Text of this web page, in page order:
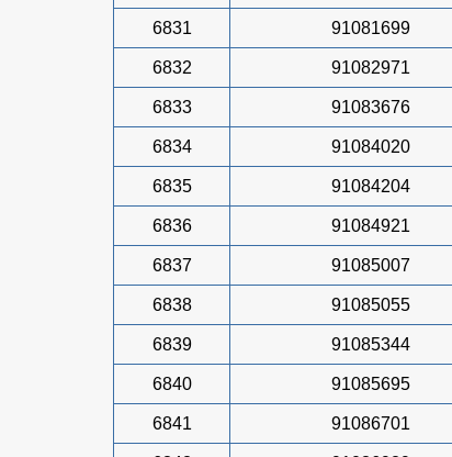
6831 91081699
6832 91082971
6833 91083676
6834 91084020
6835 91084204
6836 91084921
6837 91085007
6838 91085055
6839 91085344
6840 91085695
6841 91086701